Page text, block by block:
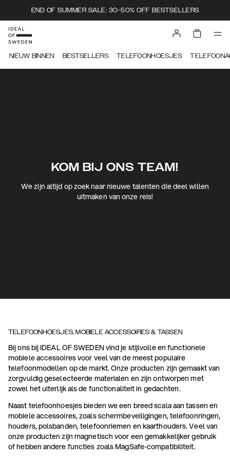
END OF SUMMER SALE: 30-50% OFF BESTSELLERS
NIEUW BINNEN BESTSELLERS TELEFOONHOESJES
KOM BIJ ONS TEAM!
We zijn altijd op zoek naar nieuwe talenten die deel willen
uitmaken van onze reis!
TELEFOONHOESJES, MOBIELE ACCESSOIRES & TASSEN
Bij ons bij IDEAL OF SWEDEN vind je stijlvolle en functionele
mobiele accessoires voor veel van de meest populaire
telefoonmodellen op de markt. Onze producten zijn gemaakt van
zorgvuldig geselecteerde materialen en zijn ontworpen met
zowel het uiterlijk als de functionaliteit in gedachten.
Naast telefoonhoesjes bieden we een breed scala aan tassen en
mobiele accessoires, zoals schermbeveiligingen, telefoonringen,
houders, polsbanden, telefoonriemen en kaarthouders. Veel van
onze producten zijn magnetisch voor een gemakkelijker gebruik
of hebben andere functies zoals MagSafe-compatibiliteit.